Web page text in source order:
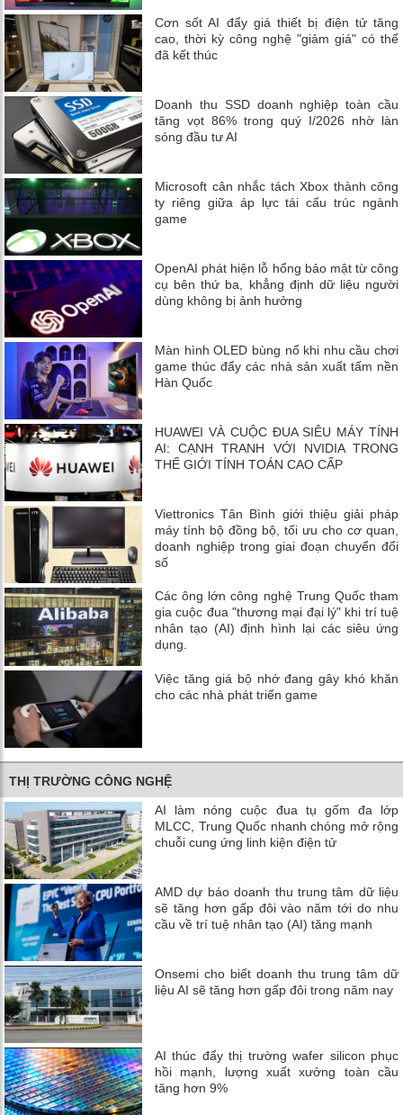
Cơn sốt AI đẩy giá thiết bị điện tử tăng
cao, thời kỳ công nghệ "giảm giá" có thể
đã kết thúc
Doanh thu SSD doanh nghiệp toàn cầu
tăng vọt 86% trong quý I/2026 nhờ làn
sóng đầu tư AI
Microsoft cân nhắc tách Xbox thành công
ty riêng giữa áp lực tái cấu trúc ngành
game
OpenAI phát hiện lỗ hổng bảo mật từ công
cụ bên thứ ba, khẳng định dữ liệu người
dùng không bị ảnh hưởng
Màn hình OLED bùng nổ khi nhu cầu chơi
game thúc đẩy các nhà sản xuất tấm nền
Hàn Quốc
HUAWEI VÀ CUỘC ĐUA SIÊU MÁY TÍNH
AI: CẠNH TRANH VỚI NVIDIA TRONG
THẾ GIỚI TÍNH TOÁN CAO CẤP
Viettronics Tân Bình giới thiệu giải pháp
máy tính bộ đồng bộ, tối ưu cho cơ quan,
doanh nghiệp trong giai đoạn chuyển đổi
số
Các ông lớn công nghệ Trung Quốc tham
gia cuộc đua "thương mại đại lý" khi trí tuệ
nhân tạo (AI) định hình lại các siêu ứng
dụng.
Việc tăng giá bộ nhớ đang gây khó khăn
cho các nhà phát triển game
THỊ TRƯỜNG CÔNG NGHỆ
AI làm nóng cuộc đua tụ gốm đa lớp
MLCC, Trung Quốc nhanh chóng mở rộng
chuỗi cung ứng linh kiện điện tử
AMD dự báo doanh thu trung tâm dữ liệu
sẽ tăng hơn gấp đôi vào năm tới do nhu
cầu về trí tuệ nhân tạo (AI) tăng mạnh
Onsemi cho biết doanh thu trung tâm dữ
liệu AI sẽ tăng hơn gấp đôi trong năm nay
AI thúc đẩy thị trường wafer silicon phục
hồi mạnh, lượng xuất xưởng toàn cầu
tăng hơn 9%